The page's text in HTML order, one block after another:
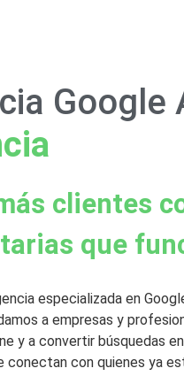
Google
clientes
que
especializada en
a empresas y
y a convertir búsquedas
conectan con quienes ya